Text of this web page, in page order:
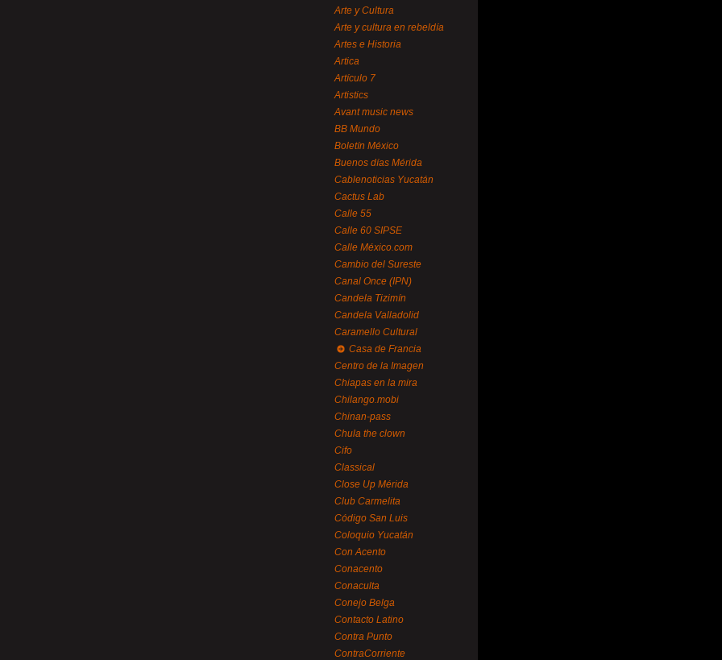
Arte y Cultura
Arte y cultura en rebeldía
Artes e Historia
Artica
Artículo 7
Artistics
Avant music news
BB Mundo
Boletín México
Buenos días Mérida
Cablenoticias Yucatán
Cactus Lab
Calle 55
Calle 60 SIPSE
Calle México.com
Cambio del Sureste
Canal Once (IPN)
Candela Tizimín
Candela Valladolid
Caramello Cultural
Casa de Francia
Centro de la Imagen
Chiapas en la mira
Chilango.mobi
Chinan-pass
Chula the clown
Cifo
Classical
Close Up Mérida
Club Carmelita
Código San Luis
Coloquio Yucatán
Con Acento
Conacento
Conaculta
Conejo Belga
Contacto Latino
Contra Punto
ContraCorriente